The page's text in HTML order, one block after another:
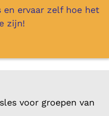
en ervaar zelf hoe het
zijn!
voor groepen van